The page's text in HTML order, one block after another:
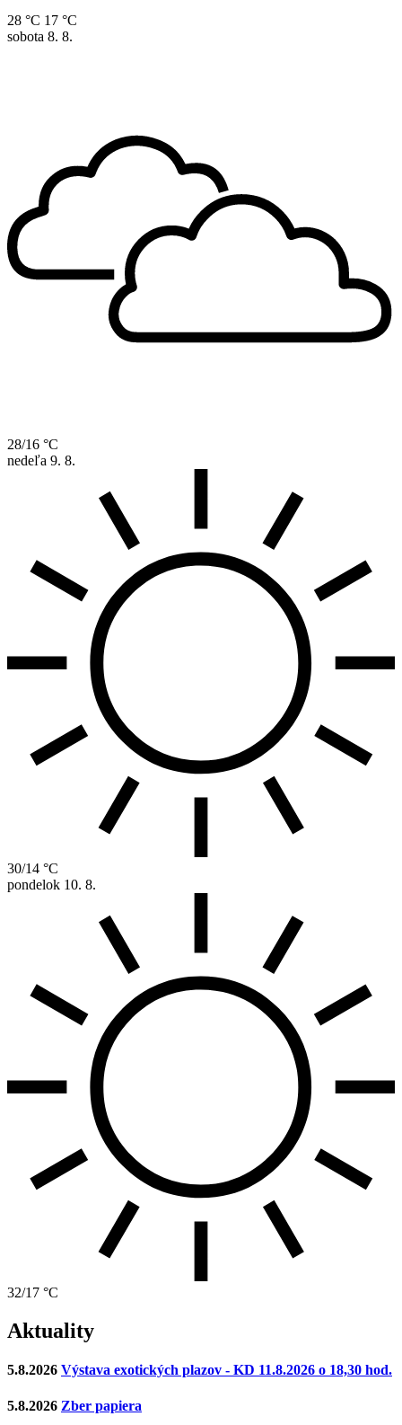
28 °C 17 °C
sobota 8. 8.
28/16 °C
nedeľa 9. 8.
30/14 °C
pondelok 10. 8.
32/17 °C
Aktuality
5.8.2026 Výstava exotických plazov - KD 11.8.2026 o 18,30 hod.
5.8.2026 Zber papiera